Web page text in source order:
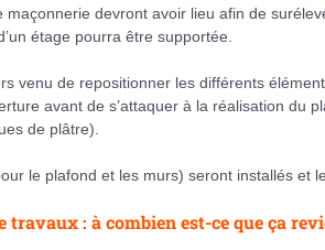
maçonnerie devront avoir lieu afin de
étage pourra être supportée.
venu de repositionner les différents
avant de s’attaquer à la réalisation du
de plâtre).
le plafond et les murs) seront installés et
travaux : à combien est-ce que ça